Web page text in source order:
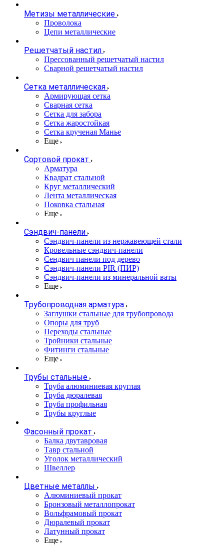
Метизы металлические
Проволока
Цепи металлические
Решетчатый настил
Прессованный решетчатый настил
Сварной решетчатый настил
Сетка металлическая
Армирующая сетка
Сварная сетка
Сетка для забора
Сетка жаростойкая
Сетка крученая Манье
Еще
Сортовой прокат
Арматура
Квадрат стальной
Круг металлический
Лента металлическая
Поковка стальная
Еще
Сэндвич-панели
Cэндвич-панели из нержавеющей стали
Кровельные сэндвич-панели
Сендвич панели под дерево
Сэндвич-панели PIR (ПИР)
Сэндвич-панели из минеральной ваты
Еще
Трубопроводная арматура
Заглушки стальные для трубопровода
Опоры для труб
Переходы стальные
Тройники стальные
Фитинги стальные
Еще
Трубы стальные
Труба алюминиевая круглая
Труба дюралевая
Труба профильная
Трубы круглые
Фасонный прокат
Балка двутавровая
Тавр стальной
Уголок металлический
Швеллер
Цветные металлы
Алюминиевый прокат
Бронзовый металлопрокат
Вольфрамовый прокат
Дюралевый прокат
Латунный прокат
Еще